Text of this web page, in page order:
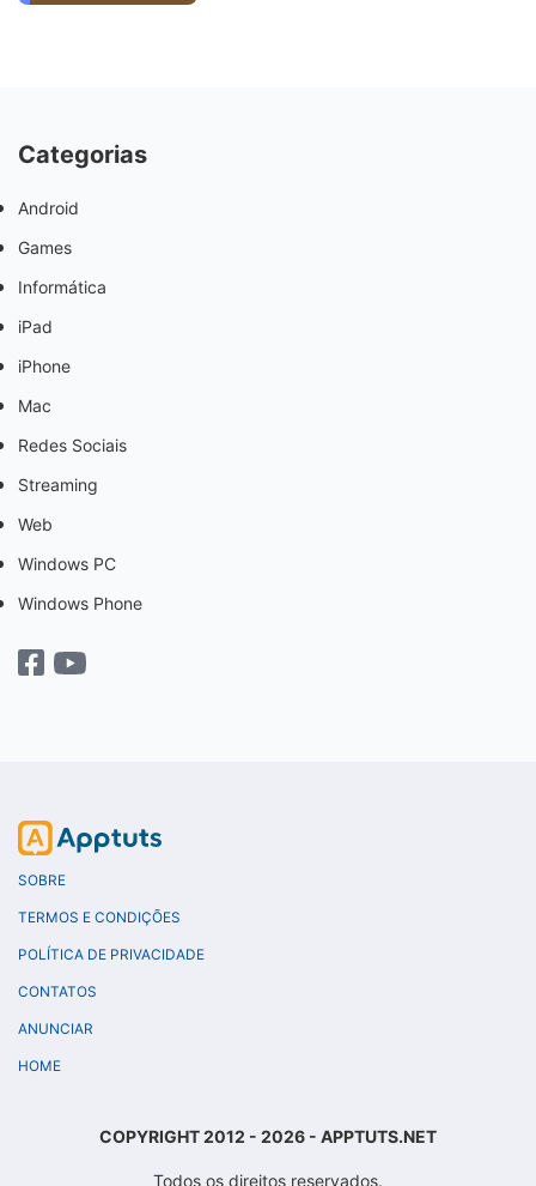
Categorias
Android
Games
Informática
iPad
iPhone
Mac
Redes Sociais
Streaming
Web
Windows PC
Windows Phone
SOBRE
TERMOS E CONDIÇÕES
POLÍTICA DE PRIVACIDADE
CONTATOS
ANUNCIAR
HOME
COPYRIGHT 2012 - 2026 - APPTUTS.NET
Todos os direitos reservados.